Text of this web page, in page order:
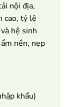
nội địa,
cao, tỷ lệ
hệ sinh
nền, nẹp
khẩu)